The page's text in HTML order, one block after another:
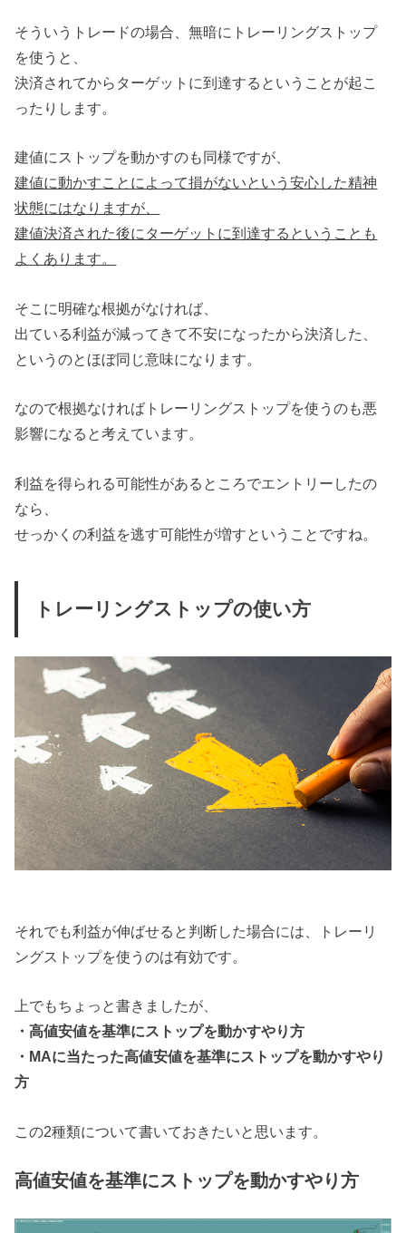
そういうトレードの場合、無暗にトレーリングストップ
を使うと、
決済されてからターゲットに到達するということが起こ
ったりします。
建値にストップを動かすのも同様ですが、
建値に動かすことによって損がないという安心した精神
状態にはなりますが、
建値決済された後にターゲットに到達するということも
よくあります。
そこに明確な根拠がなければ、
出ている利益が減ってきて不安になったから決済した、
というのとほぼ同じ意味になります。
なので根拠なければトレーリングストップを使うのも悪
影響になると考えています。
利益を得られる可能性があるところでエントリーしたの
なら、
せっかくの利益を逃す可能性が増すということですね。
トレーリングストップの使い方
それでも利益が伸ばせると判断した場合には、トレーリ
ングストップを使うのは有効です。
上でもちょっと書きましたが、
・高値安値を基準にストップを動かすやり方
・MAに当たった高値安値を基準にストップを動かすやり
方
この2種類について書いておきたいと思います。
高値安値を基準にストップを動かすやり方